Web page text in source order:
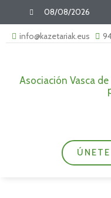
08/08/2026
info@kazetariak.eus
Asociación Vasca
ÚNETE